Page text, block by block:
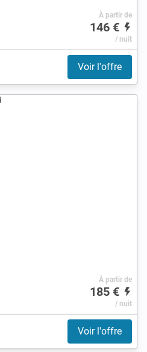
À partir de
146 €
/ nuit
Voir l'offre
À partir de
185 €
/ nuit
Voir l'offre